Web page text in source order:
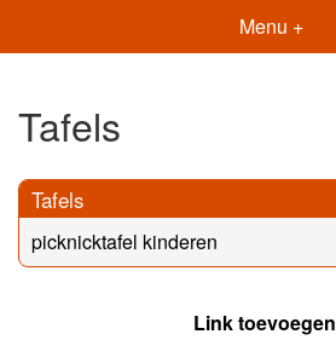
Menu +
Tafels
Tafels
picknicktafel kinderen
Link toevoegen